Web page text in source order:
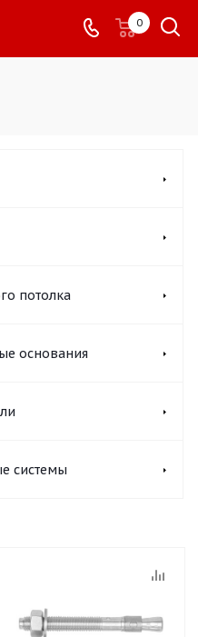
0
потолка
основания
системы